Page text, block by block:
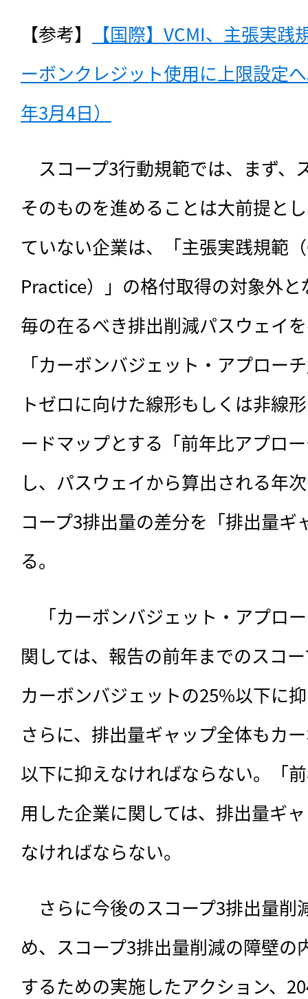
【参考】
【国際】VCMI、主張実
ーボンクレジット使用に上限設定
年3月4日）
スコープ3行動規範では、まず、
そのものを進めることは大前提と
ていない企業は、「主張実践規範
Practice）」の格付取得の対象外
毎の在るべき排出削減パスウェイ
「カーボンバジェット・アプロー
トゼロに向けた線形もしくは非線
ードマップとする「前年比アプロ
し、パスウェイから算出される年
コープ3排出量の差分を「排出量ギ
る。
「カーボンバジェット・アプロ
関しては、報告の前年までのスコ
カーボンバジェットの25%以下に
さらに、排出量ギャップ全体もカ
以下に抑えなければならない。「
用した企業に関しては、排出量ギ
なければならない。
さらに今後のスコープ3排出量削
め、スコープ3排出量削減の障壁の
するための実施したアクション、